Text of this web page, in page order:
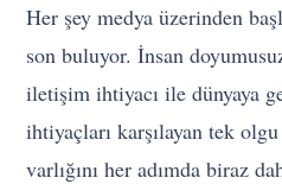
Her şey medya üzerinden
son buluyor. İnsan
iletişim ihtiyacı ile dünyaya
ihtiyaçları karşılayan tek
varlığını her adımda biraz